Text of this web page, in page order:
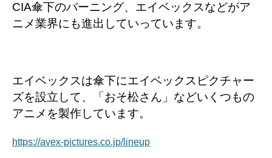
CIA傘下のバーニング、エイベックスなどがア
ニメ業界にも進出していっています。
エイベックスは傘下にエイベックスピクチャー
ズを設立して、「おそ松さん」などいくつもの
アニメを製作しています。
https://avex-pictures.co.jp/lineup